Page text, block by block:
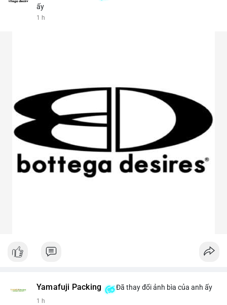
ấy
1 h
Yamafuji Packing Đã thay đổi ảnh bìa của anh ấy
1 h